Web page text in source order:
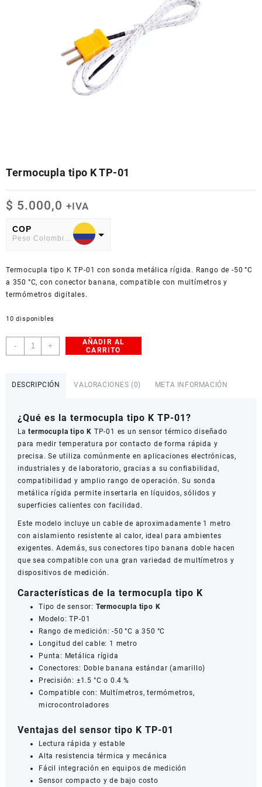
Termocupla tipo K TP-01
$ 5.000,0 +IVA
COP
Peso Colombiano
American Dollar
Termocupla tipo K TP-01 con sonda metálica rígida. Rango de -50 °C
a 350 °C, con conector banana, compatible con multímetros y
termómetros digitales.
10 disponibles
-
Termocupla
tipo
+
AÑADIR AL
CARRITO
DESCRIPCIÓN VALORACIONES (0) META INFORMACIÓN
¿Qué es la termocupla tipo K TP-01?
Latermocupla tipo K TP-01 es un sensor térmico diseñado
para medir temperatura por contacto de forma rápida y
precisa. Se utiliza comúnmente en aplicaciones electrónicas,
industriales y de laboratorio, gracias a su confiabilidad,
compatibilidad y amplio rango de operación. Su sonda
metálica rígida permite insertarla en líquidos, sólidos y
superficies calientes con facilidad.
Este modelo incluye un cable de aproximadamente 1 metro
con aislamiento resistente al calor, ideal para ambientes
exigentes. Además, sus conectores tipo banana doble hacen
que sea compatible con una gran variedad de multímetros y
dispositivos de medición.
Características de la termocupla tipo K
Tipo de sensor: Termocupla tipo K
Modelo: TP-01
Rango de medición: -50 °C a 350 °C
Longitud del cable: 1 metro
Punta: Metálica rígida
Conectores: Doble banana estándar (amarillo)
Precisión: ±1.5 °C o 0.4 %
Compatible con: Multímetros, termómetros,
microcontroladores
Ventajas del sensor tipo K TP-01
Lectura rápida y estable
Alta resistencia térmica y mecánica
Fácil integración en equipos de medición
Sensor compacto y de bajo costo